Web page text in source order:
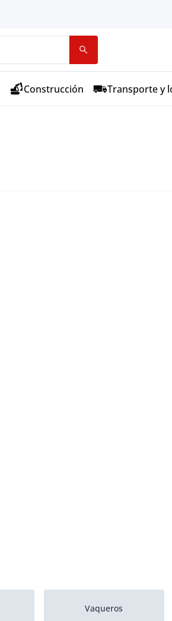
Construcción Transporte y
Vaqueros